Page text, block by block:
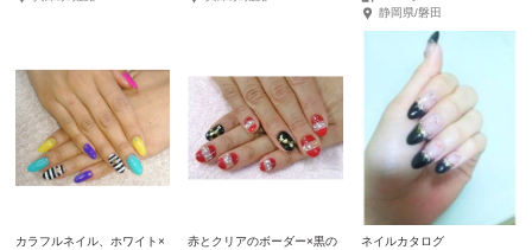
静岡県/磐田
カラフルネイル、ホワイト×
赤とクリアのボーダー×黒の
ネイルカタログ